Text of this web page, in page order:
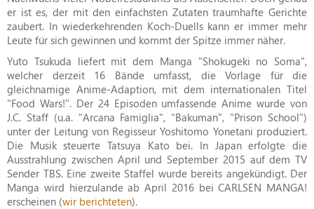
er ist es, der mit den einfachsten Zutaten traumhafte Gerichte
zaubert. In wiederkehrenden Koch-Duells kann er immer mehr
Leute für sich gewinnen und kommt der Spitze immer näher.
Yuto Tsukuda liefert mit dem Manga "Shokugeki no Soma",
welcher derzeit 16 Bände umfasst, die Vorlage für die
gleichnamige Anime-Adaption, mit dem internationalen Titel
"Food Wars!". Der 24 Episoden umfassende Anime wurde von
J.C. Staff (u.a. "Arcana Famiglia", "Bakuman", "Prison School")
unter der Leitung von Regisseur Yoshitomo Yonetani produziert.
Die Musik steuerte Tatsuya Kato bei. In Japan erfolgte die
Ausstrahlung zwischen April und September 2015 auf dem TV
Sender TBS. Eine zweite Staffel wurde bereits angekündigt. Der
Manga wird hierzulande ab April 2016 bei CARLSEN MANGA!
erscheinen (wir berichteten).